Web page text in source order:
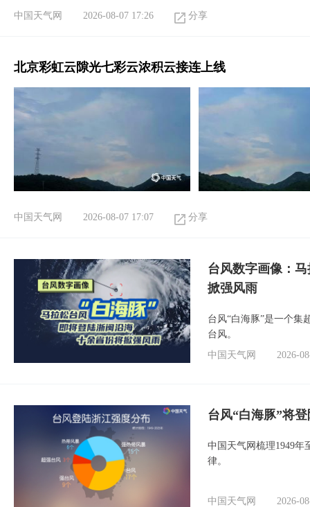
中国天气网 2026-08-07 17:26 分享
北京彩虹云隙光七彩云浓积云接连上线
中国天气网 2026-08-07 17:07 分享
台风数字画像：
掀强风雨
台风“白海豚”是一个集
台风。
中国天气网
2026-
台风“白海豚”将
中国天气网梳理1949年
律。
中国天气网 2026-